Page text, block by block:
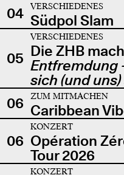
04 VERSCHIEDENES
Südpol Slam
05
VERSCHIEDENES
Die ZHB
Entfremdung
sich (und
06
ZUM MITMACHEN
Caribbean
06
KONZERT
Opération
Tour 2026
KONZERT